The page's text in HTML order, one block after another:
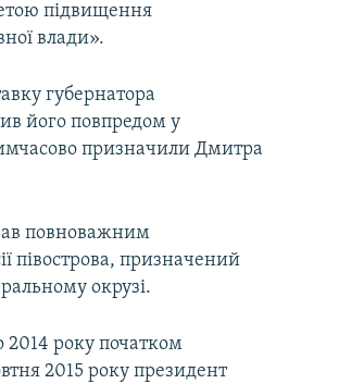
підвищення
влади».
губернатора
його повпредом у
призначили Дмитра
повноважним
півострова, призначений
окрузі.
2014 року початком
2015 року президент